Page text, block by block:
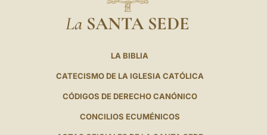
La SANTA SEDE
LA BIBLIA
CATECISMO DE LA IGLESIA CATÓLICA
CÓDIGOS DE DERECHO CANÓNICO
CONCILIOS ECUMÉNICOS